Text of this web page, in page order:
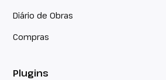
Diário de Obras
Compras
Plugins